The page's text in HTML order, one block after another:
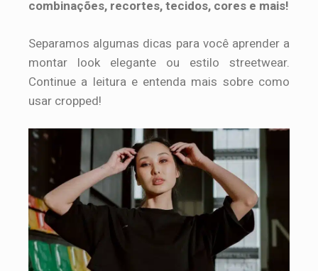
combinações, recortes, tecidos, cores e mais!
Separamos algumas dicas para você aprender a
montar look elegante ou estilo streetwear.
Continue a leitura e entenda mais sobre como
usar cropped!